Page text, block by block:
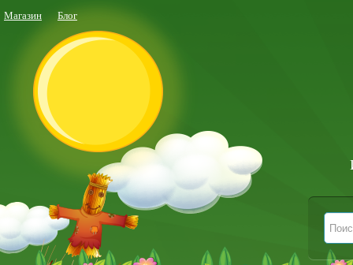
Магазин Блог